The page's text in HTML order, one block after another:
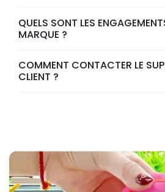
QUELS SONT LES
MARQUE ?
COMMENT CONTACTER LE
CLIENT ?